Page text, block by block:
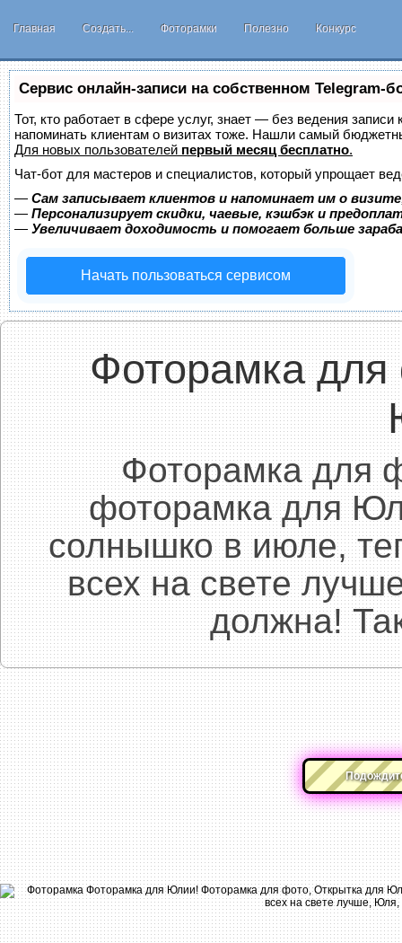
Главная Создать... Фоторамки Полезно Конкурс
Сервис онлайн-записи на собственном Telegram-
Тот, кто работает в сфере услуг, знает — без ведения
напоминать клиентам о визитах тоже. Нашли самый
Для новых пользователей первый месяц бесплатно.
Чат-бот для мастеров и специалистов, который упрощает
— Сам записывает клиентов и напоминает им о
— Персонализирует скидки, чаевые, кэшбэк и
— Увеличивает доходимость и помогает больше
Начать пользоваться сервисом
Фоторамка
Фоторамка для
фоторамка для
солнышко в июле,
всех на свете
должна!